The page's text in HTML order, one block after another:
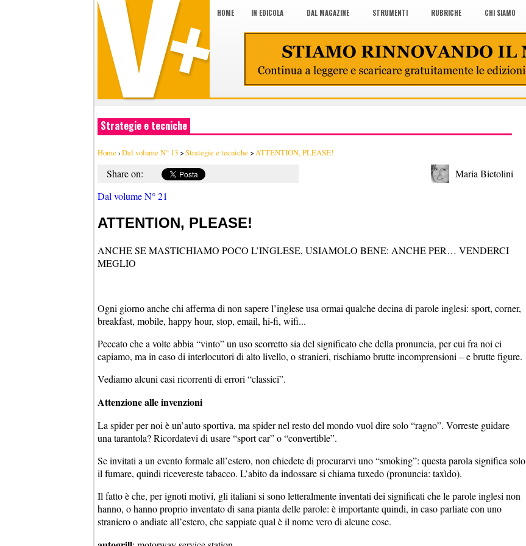
HOME IN EDICOLA DAL MAGAZINE STRUMENTI RUBRICHE CHI SIAMO
Strategie e tecniche
Home ›Dal volume N° 13>Strategie e tecniche >ATTENTION, PLEASE!
Share on:
Maria Bietolini
Dal volume N° 21
ATTENTION, PLEASE!
ANCHE SE MASTICHIAMO POCO L’INGLESE, USIAMOLO BENE: ANCHE PER… VENDERCI
MEGLIO
Ogni giorno anche chi afferma di non sapere l’inglese usa ormai qualche decina di parole inglesi: sport, corner,
breakfast, mobile, happy hour, stop, email, hi-fi, wifi...
Peccato che a volte abbia “vinto” un uso scorretto sia del significato che della pronuncia, per cui fra noi ci
capiamo, ma in caso di interlocutori di alto livello, o stranieri, rischiamo brutte incomprensioni – e brutte figure.
Vediamo alcuni casi ricorrenti di errori “classici”.
Attenzione alle invenzioni
La spider per noi è un’auto sportiva, ma spider nel resto del mondo vuol dire solo “ragno”. Vorreste guidare
una tarantola? Ricordatevi di usare “sport car” o “convertible”.
Se invitati a un evento formale all’estero, non chiedete di procurarvi uno “smoking”: questa parola significa solo
il fumare, quindi ricevereste tabacco. L’abito da indossare si chiama tuxedo (pronuncia: taxìdo).
Il fatto è che, per ignoti motivi, gli italiani si sono letteralmente inventati dei significati che le parole inglesi non
hanno, o hanno proprio inventato di sana pianta delle parole: è importante quindi, in caso parliate con uno
straniero o andiate all’estero, che sappiate qual è il nome vero di alcune cose.